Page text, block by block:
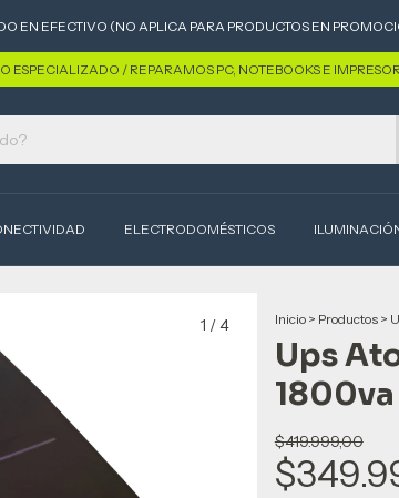
EN EFECTIVO (NO APLICA PARA PRODUCTOS EN
ESPECIALIZADO / REPARAMOS PC, NOTEBOOKS E
ELECTRODOMÉSTICOS
1 /4 Inicio > Productos >
Ups
1800va
$419.999,00